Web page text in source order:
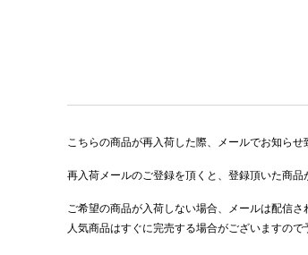
こちらの商品が再入荷した際、メールでお知らせ
再入荷メールのご登録を頂くと、登録頂いた商品
ご希望の商品が入荷しない場合、メールは配信さ
人気商品はすぐに完売する場合がございますので